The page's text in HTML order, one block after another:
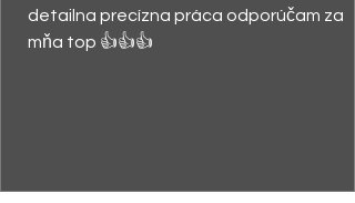
detailna precízna práca odporúčam za
mňa top 👍👍👍